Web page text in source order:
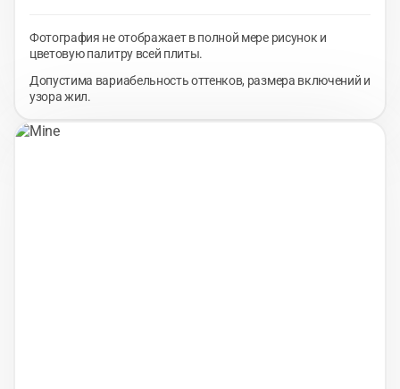
Фотография не отображает в полной мере рисунок и
цветовую палитру всей плиты.
Допустима вариабельность оттенков, размера включений и
узора жил.